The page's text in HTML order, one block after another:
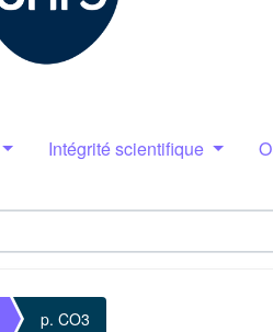
Intégrité scientifique
p. CO3